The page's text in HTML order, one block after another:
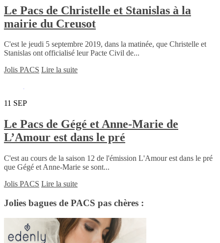
Le Pacs de Christelle et Stanislas à la
mairie du Creusot
C'est le jeudi 5 septembre 2019, dans la matinée, que Christelle et
Stanislas ont officialisé leur Pacte Civil de...
Jolis PACS Lire la suite
11 SEP
Le Pacs de Gégé et Anne-Marie de
L’Amour est dans le pré
C'est au cours de la saison 12 de l'émission L'Amour est dans le pré
que Gégé et Anne-Marie se sont...
Jolis PACS Lire la suite
Jolies bagues de PACS pas chères :